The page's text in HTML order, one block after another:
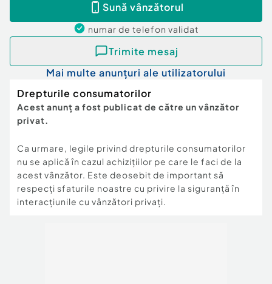
Sună vânzătorul
numar de telefon validat
Trimite mesaj
Mai multe anunțuri ale utilizatorului
Drepturile consumatorilor
Acest anunț a fost publicat de către un vânzător
privat.
Ca urmare, legile privind drepturile consumatorilor
nu se aplică în cazul achizițiilor pe care le faci de la
acest vânzător. Este deosebit de important să
respecți sfaturile noastre cu privire la siguranță în
interacțiunile cu vânzători privați.